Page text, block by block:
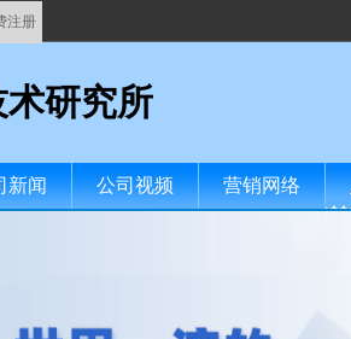
注册
研究所
新闻 公司视频 营销网络